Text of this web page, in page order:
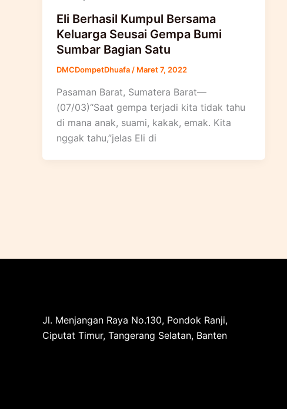
Eli Berhasil Kumpul Bersama
Keluarga Seusai Gempa Bumi
Sumbar Bagian Satu
DMCDompetDhuafa/ Maret 7, 2022
Pasaman Barat, Sumatera Barat—
(07/03)“Saat gempa terjadi kita tidak tahu
di mana anak, suami, kakak, emak. Kita
nggak tahu,”jelas Eli di
Jl. Menjangan Raya No.130, Pondok Ranji,
Ciputat Timur, Tangerang Selatan, Banten